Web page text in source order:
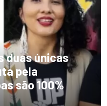
duas únicas
pela
são 100%